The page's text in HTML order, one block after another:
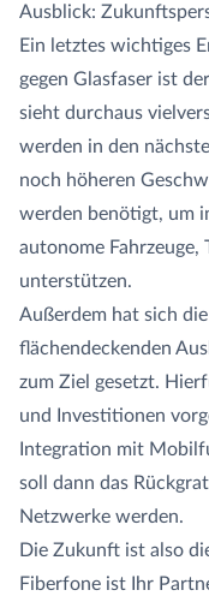
Ausblick:
Ein letztes wichtiges
gegen Glasfaser ist
sieht durchaus
werden in den
noch höheren
werden benötigt, um
autonome Fahrzeuge,
unterstützen.
Außerdem hat sich
flächendeckenden
zum Ziel gesetzt.
und Investitionen
Integration mit
soll dann das
Netzwerke werden.
Die Zukunft ist also
Fiberfone ist Ihr